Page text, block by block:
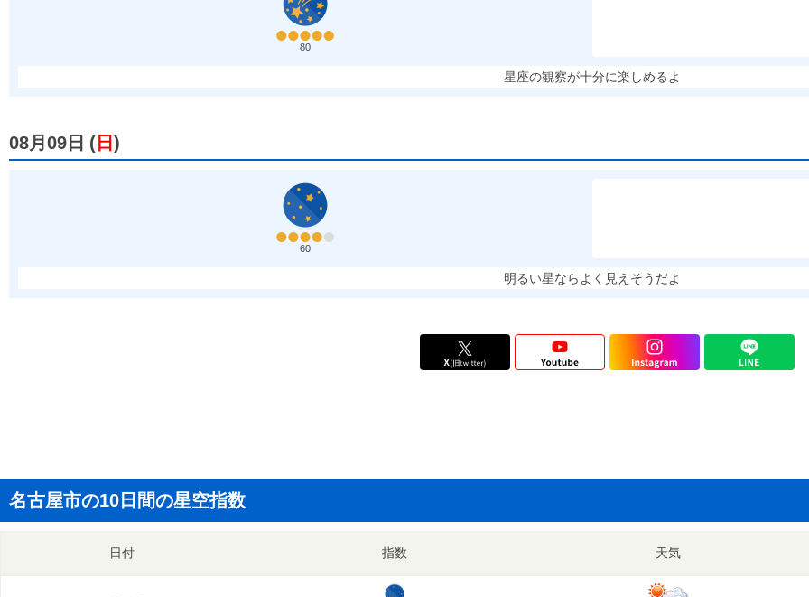
80
星座の観察が十分に楽しめるよ
08月09日 ( 日 )
60
明るい星ならよく見えそうだよ
名古屋市の10日間の星空指数
日付 指数 天気